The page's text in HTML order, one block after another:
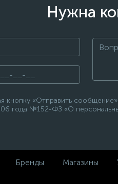
Нужна
кнопку «Отправить
года №152-ФЗ «О
Бренды Магазины